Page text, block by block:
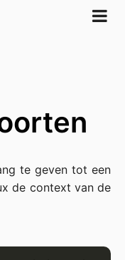
te geven tot een
de context van de